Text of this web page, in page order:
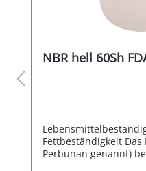
NBR hell 60Sh
Fettbeständigkeit Das
Perbunan genannt)